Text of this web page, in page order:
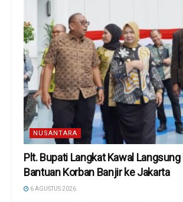
NUSANTARA
Plt. Bupati Langkat Kawal
Bantuan Korban Banjir ke Jakarta
6 AGUSTUS 2026